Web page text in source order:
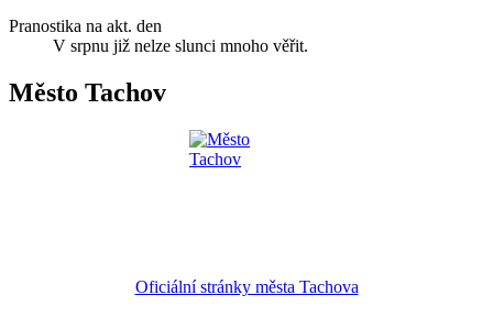
Pranostika na akt. den
V srpnu již nelze slunci mnoho věřit.
Město Tachov
Oficiální stránky města Tachova